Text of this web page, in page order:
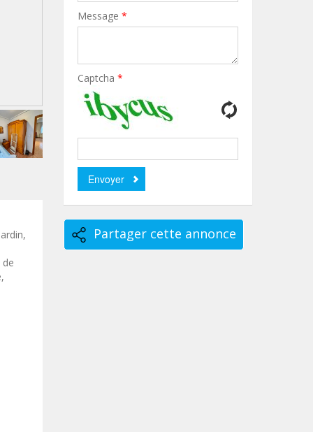
Message *
Captcha *
Partager cette annonce